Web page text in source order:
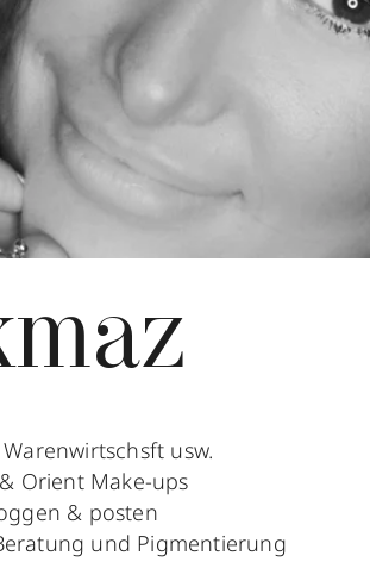
usw.
Orient Make-ups
& posten
und Pigmentierung